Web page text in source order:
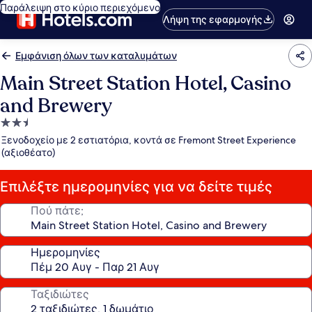
Παράλειψη στο κύριο περιεχόμενο
Λήψη της εφαρμογής
Εμφάνιση όλων των καταλυμάτων
Main Street Station Hotel, Casino
and Brewery
Κατάλυμα
με
2.5
αστέρια
Ξενοδοχείο με 2 εστιατόρια, κοντά σε Fremont Street Experience
(αξιοθέατο)
Επιλέξτε ημερομηνίες για να δείτε τιμές
Πού πάτε;
Ημερομηνίες
Ταξιδιώτες